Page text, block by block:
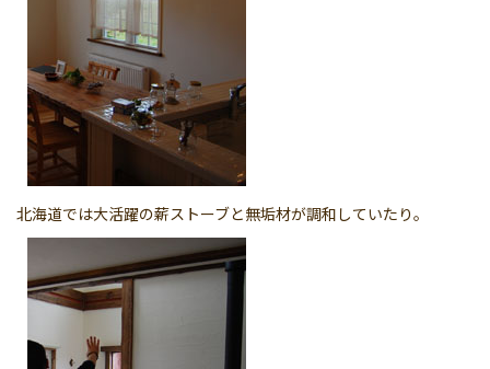
北海道では大活躍の薪ストーブと無垢材が調和していたり。